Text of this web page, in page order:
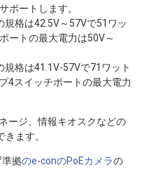
ポートします。
規格は42.5V～57Vで51ワッ
ートの最大電力は50V～
規格は41.1V-57Vで71ワット
4スイッチポートの最大電力
ージ、情報キオスクなどの
ます。
準拠のe-conのPoEカメラの